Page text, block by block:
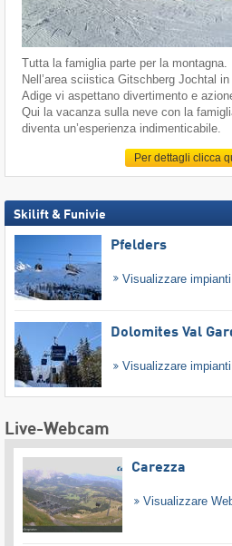
Tutta la famiglia parte per la montagna.
Nell’area sciistica Gitschberg Jochtal
Adige vi aspettano divertimento e
Qui la vacanza sulla neve con la
diventa un’esperienza indimenticabile.
Per dettagli clicca
Skilift & Funivie
Pfelders
Visualizzare
Dolomites Val
Visualizzare
Live-Webcam
Carezza
Visualizzare